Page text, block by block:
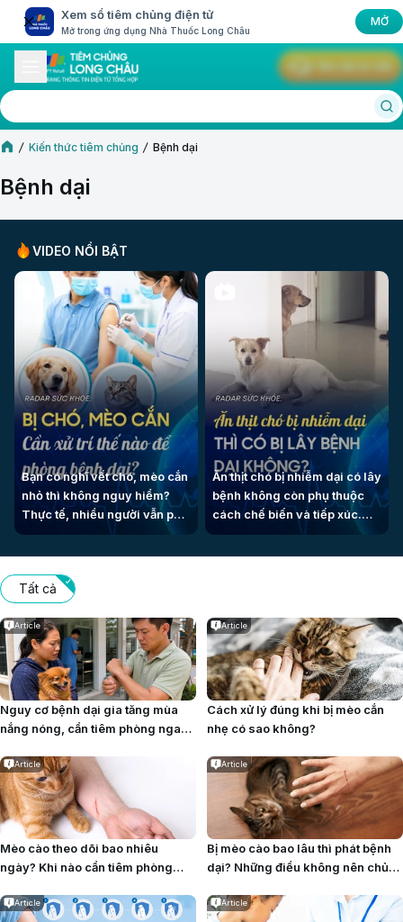
Xem sổ tiêm chủng điện tử
Mở trong ứng dụng Nhà Thuốc Long Châu
MỞ
Kiến thức tiêm chủng Bệnh dại
Bệnh dại
Tất cả
Article
Nguy cơ bệnh dại gia tăng mùa
nắng nóng, cần tiêm phòng ngay
Article
Cách xử lý đúng khi bị mèo cắn
nhẹ có sao không?
Article
Mèo cào theo dõi bao nhiêu
ngày? Khi nào cần tiêm phòng
Article
Bị mèo cào bao lâu thì phát bệnh
dại? Những điều không nên chủ
Article Article
VIDEO NỔI BẬT
Bạn có nghĩ vết chó, mèo cắn
nhỏ thì không nguy hiểm?
Thực tế, nhiều người vẫn phải
tiêm vắc xin phòng dại sau
cáo cần xử trí đúng và đến cơ
sở y tế càng sớm càng tốt.
Ăn thịt chó bị nhiễm dại có lây
bệnh không còn phụ thuộc
cách chế biến và tiếp xúc.
Nguy cơ đặc biệt đáng lưu ý